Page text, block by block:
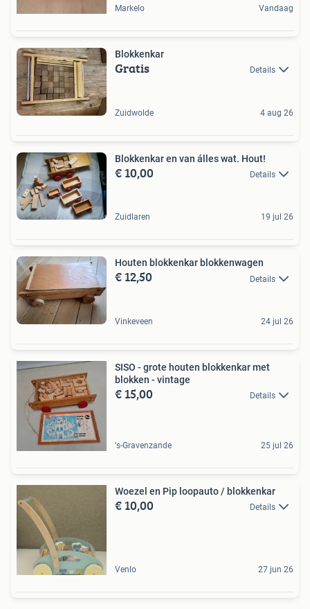
Markelo Vandaag
Blokkenkar
Gratis Details
Zuidwolde 4 aug 26
Blokkenkar en van álles wat. Hout!
€ 10,00 Details
Zuidlaren 19 jul 26
Houten blokkenkar blokkenwagen
€ 12,50 Details
Vinkeveen 24 jul 26
SISO - grote houten blokkenkar met
blokken - vintage
€ 15,00 Details
's-Gravenzande 25 jul 26
Woezel en Pip loopauto / blokkenkar
€ 10,00 Details
Venlo 27 jun 26